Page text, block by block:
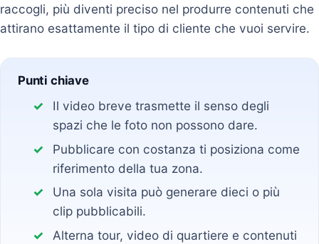
raccogli, più diventi preciso nel produrre contenuti che
attirano esattamente il tipo di cliente che vuoi servire.
Punti chiave
Il video breve trasmette il senso degli
spazi che le foto non possono dare.
Pubblicare con costanza ti posiziona come
riferimento della tua zona.
Una sola visita può generare dieci o più
clip pubblicabili.
Alterna tour, video di quartiere e contenuti